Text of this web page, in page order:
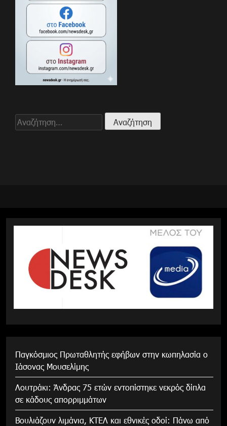
Αναζήτηση
για:
Παγκόσμιος Πρωταθλητής εφήβων στην κωπηλασία ο
Ιάσονας Μουσελίμης
Λουτράκι: Άνδρας 75 ετών εντοπίστηκε νεκρός δίπλα
σε κάδους απορριμμάτων
Βουλιάζουν λιμάνια, ΚΤΕΛ και εθνικές οδοί: Πάνω από